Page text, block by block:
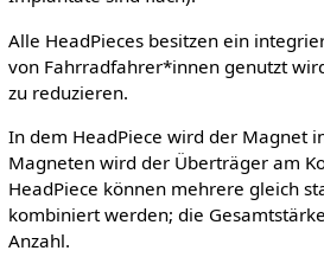
Alle HeadPieces besitzen ein
von Fahrradfahrer*innen genutzt
zu reduzieren.
In dem HeadPiece wird der Magnet
Magneten wird der Überträger am
HeadPiece können mehrere gleich
kombiniert werden; die
Anzahl.